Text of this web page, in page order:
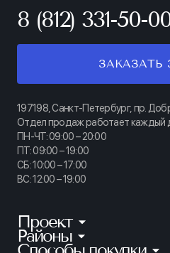
8 (812) 331-50-
ЗАКАЗАТЬ
197198, Санкт-Петербург, пр.
Отдел продаж работает каждый
ПН-ЧТ: 09:00 – 20:00
ПТ: 09:00 – 19:00
СБ: 10:00 – 17:00
ВС: 12:00 – 19:00
Проект
КИНОПАРК
Районы
Калининский